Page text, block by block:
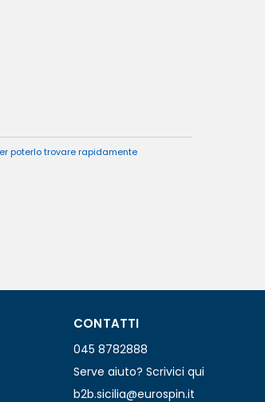
poterlo trovare rapidamente
CONTATTI
045 8782888
Serve aiuto? Scrivici qui
b2b.sicilia@eurospin.it